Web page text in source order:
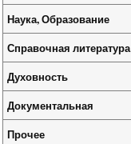
Наука, Образование
Справочная литература
Духовность
Документальная
Прочее